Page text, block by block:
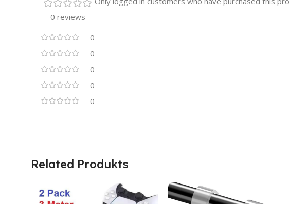
0 reviews
0
0
0
0
0
Related Produkts